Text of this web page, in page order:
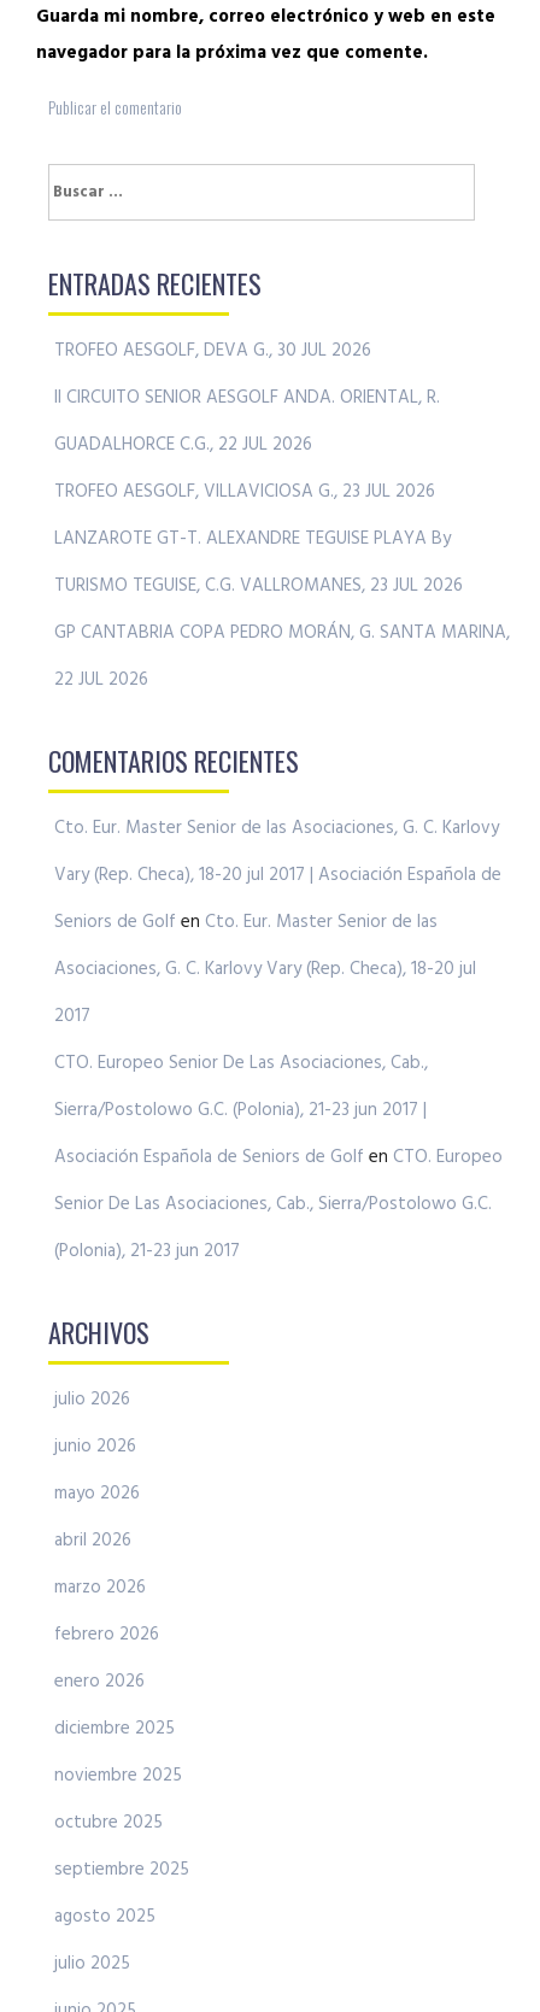
Guarda mi nombre, correo electrónico y web en este
navegador para la próxima vez que comente.
Buscar:
ENTRADAS RECIENTES
TROFEO AESGOLF, DEVA G., 30 JUL 2026
II CIRCUITO SENIOR AESGOLF ANDA. ORIENTAL, R.
GUADALHORCE C.G., 22 JUL 2026
TROFEO AESGOLF, VILLAVICIOSA G., 23 JUL 2026
LANZAROTE GT-T. ALEXANDRE TEGUISE PLAYA By
TURISMO TEGUISE, C.G. VALLROMANES, 23 JUL 2026
GP CANTABRIA COPA PEDRO MORÁN, G. SANTA MARINA,
22 JUL 2026
COMENTARIOS RECIENTES
Cto. Eur. Master Senior de las Asociaciones, G. C. Karlovy
Vary (Rep. Checa), 18-20 jul 2017 | Asociación Española de
Seniors de Golf en Cto. Eur. Master Senior de las
Asociaciones, G. C. Karlovy Vary (Rep. Checa), 18-20 jul
2017
CTO. Europeo Senior De Las Asociaciones, Cab.,
Sierra/Postolowo G.C. (Polonia), 21-23 jun 2017 |
Asociación Española de Seniors de Golf en CTO. Europeo
Senior De Las Asociaciones, Cab., Sierra/Postolowo G.C.
(Polonia), 21-23 jun 2017
ARCHIVOS
julio 2026
junio 2026
mayo 2026
abril 2026
marzo 2026
febrero 2026
enero 2026
diciembre 2025
noviembre 2025
octubre 2025
septiembre 2025
agosto 2025
julio 2025